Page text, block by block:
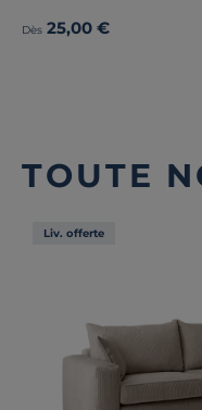
Dès 25,00 €
TOUTE
Liv. offerte